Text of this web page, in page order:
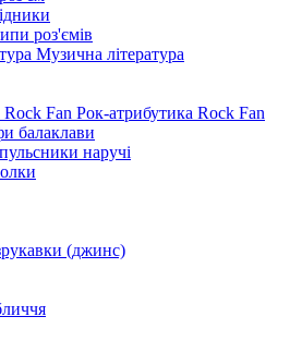
роз'ємів
Музична література
Рок-атрибутика Rock Fan
балаклави
наручі
(джинс)